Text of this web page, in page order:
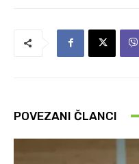
POVEZANI ČLANCI